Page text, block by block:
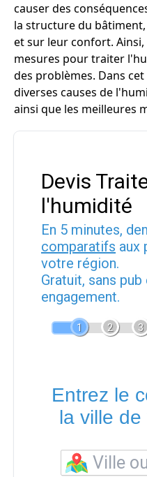
causer des
la structure du
et sur leur confort.
mesures pour traiter
des problèmes. Dans
diverses causes de
ainsi que les meilleures
Devis
l'humidité
En 5 minutes,
comparatifs aux
votre région.
Gratuit, sans pub
engagement.
1 2 3
Entrez le
la ville